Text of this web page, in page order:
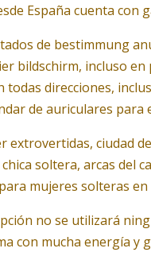
España cuenta con
de bestimmung
bildschirm, incluso
todas direcciones,
de auriculares para
extrovertidas, ciudad
soltera, arcas del
mujeres solteras en
no se utilizará
con mucha energía y